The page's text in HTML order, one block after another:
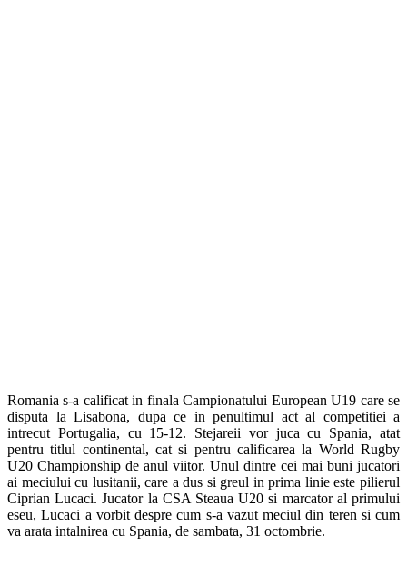
Romania s-a calificat in finala Campionatului European U19 care se
disputa la Lisabona, dupa ce in penultimul act al competitiei a
intrecut Portugalia, cu 15-12. Stejareii vor juca cu Spania, atat
pentru titlul continental, cat si pentru calificarea la World Rugby
U20 Championship de anul viitor. Unul dintre cei mai buni jucatori
ai meciului cu lusitanii, care a dus si greul in prima linie este pilierul
Ciprian Lucaci. Jucator la CSA Steaua U20 si marcator al primului
eseu, Lucaci a vorbit despre cum s-a vazut meciul din teren si cum
va arata intalnirea cu Spania, de sambata, 31 octombrie.